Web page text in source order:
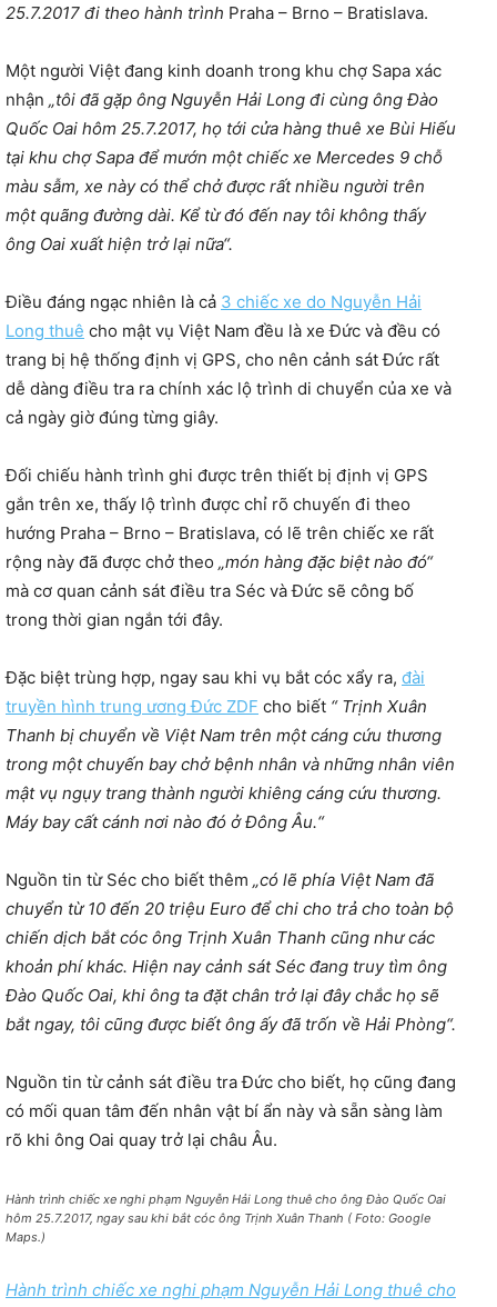
25.7.2017 đi theo hành trình Praha – Brno – Bratislava.
Một người Việt đang kinh doanh trong khu chợ Sapa xác
nhận „tôi đã gặp ông Nguyễn Hải Long đi cùng ông Đào
Quốc Oai hôm 25.7.2017, họ tới cửa hàng thuê xe Bùi Hiếu
tại khu chợ Sapa để mướn một chiếc xe Mercedes 9 chỗ
màu sẫm, xe này có thể chở được rất nhiều người trên
một quãng đường dài. Kể từ đó đến nay tôi không thấy
ông Oai xuất hiện trở lại nữa“.
Điều đáng ngạc nhiên là cả 3 chiếc xe do Nguyễn Hải
Long thuê cho mật vụ Việt Nam đều là xe Đức và đều có
trang bị hệ thống định vị GPS, cho nên cảnh sát Đức rất
dễ dàng điều tra ra chính xác lộ trình di chuyển của xe và
cả ngày giờ đúng từng giây.
Đối chiếu hành trình ghi được trên thiết bị định vị GPS
gắn trên xe, thấy lộ trình được chỉ rõ chuyến đi theo
hướng Praha – Brno – Bratislava, có lẽ trên chiếc xe rất
rộng này đã được chở theo „món hàng đặc biệt nào đó“
mà cơ quan cảnh sát điều tra Séc và Đức sẽ công bố
trong thời gian ngắn tới đây.
Đặc biệt trùng hợp, ngay sau khi vụ bắt cóc xẩy ra, đài
truyền hình trung ương Đức ZDF cho biết “ Trịnh Xuân
Thanh bị chuyển về Việt Nam trên một cáng cứu thương
trong một chuyến bay chở bệnh nhân và những nhân viên
mật vụ ngụy trang thành người khiêng cáng cứu thương.
Máy bay cất cánh nơi nào đó ở Đông Âu.“
Nguồn tin từ Séc cho biết thêm „có lẽ phía Việt Nam đã
chuyển từ 10 đến 20 triệu Euro để chi cho trả cho toàn bộ
chiến dịch bắt cóc ông Trịnh Xuân Thanh cũng như các
khoản phí khác. Hiện nay cảnh sát Séc đang truy tìm ông
Đào Quốc Oai, khi ông ta đặt chân trở lại đây chắc họ sẽ
bắt ngay, tôi cũng được biết ông ấy đã trốn về Hải Phòng“.
Nguồn tin từ cảnh sát điều tra Đức cho biết, họ cũng đang
có mối quan tâm đến nhân vật bí ẩn này và sẵn sàng làm
rõ khi ông Oai quay trở lại châu Âu.
Hành trình chiếc xe nghi phạm Nguyễn Hải Long thuê cho ông Đào Quốc Oai
hôm 25.7.2017, ngay sau khi bắt cóc ông Trịnh Xuân Thanh ( Foto: Google
Maps.)
Hành trình chiếc xe nghi phạm Nguyễn Hải Long thuê cho